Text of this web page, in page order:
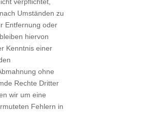
verpflichtet,
Umständen zu
Entfernung oder
hiervon
Kenntnis einer
ohne
Rechte Dritter
wir um eine
Fehlern in